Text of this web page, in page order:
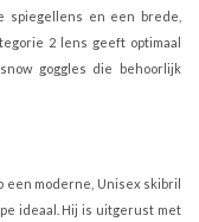
spiegellens en een brede,
2 lens geeft optimaal
goggles die behoorlijk
moderne, Unisex skibril
ideaal. Hij is uitgerust met